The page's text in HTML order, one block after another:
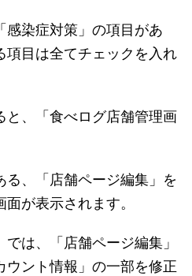
感染症対策」の項目があ
項目は全てチェックを入れ
と、「食べログ店舗管理画
る、「店舗ページ編集」を
が表示されます。
は、「店舗ページ編集」
ウント情報」の一部を修正